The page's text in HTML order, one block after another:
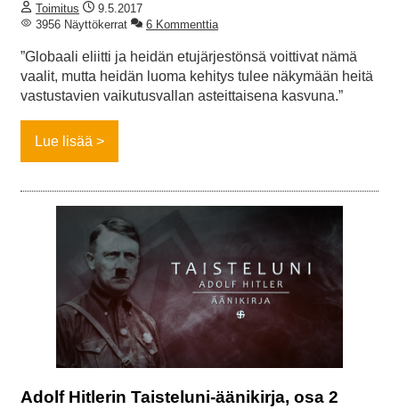
Toimitus
9.5.2017
3956 Näyttökerrat
6 Kommenttia
”Globaali eliitti ja heidän etujärjestönsä voittivat nämä
vaalit, mutta heidän luoma kehitys tulee näkymään heitä
vastustavien vaikutusvallan asteittaisena kasvuna.”
Lue lisää
Adolf Hitlerin Taisteluni-äänikirja, osa 2